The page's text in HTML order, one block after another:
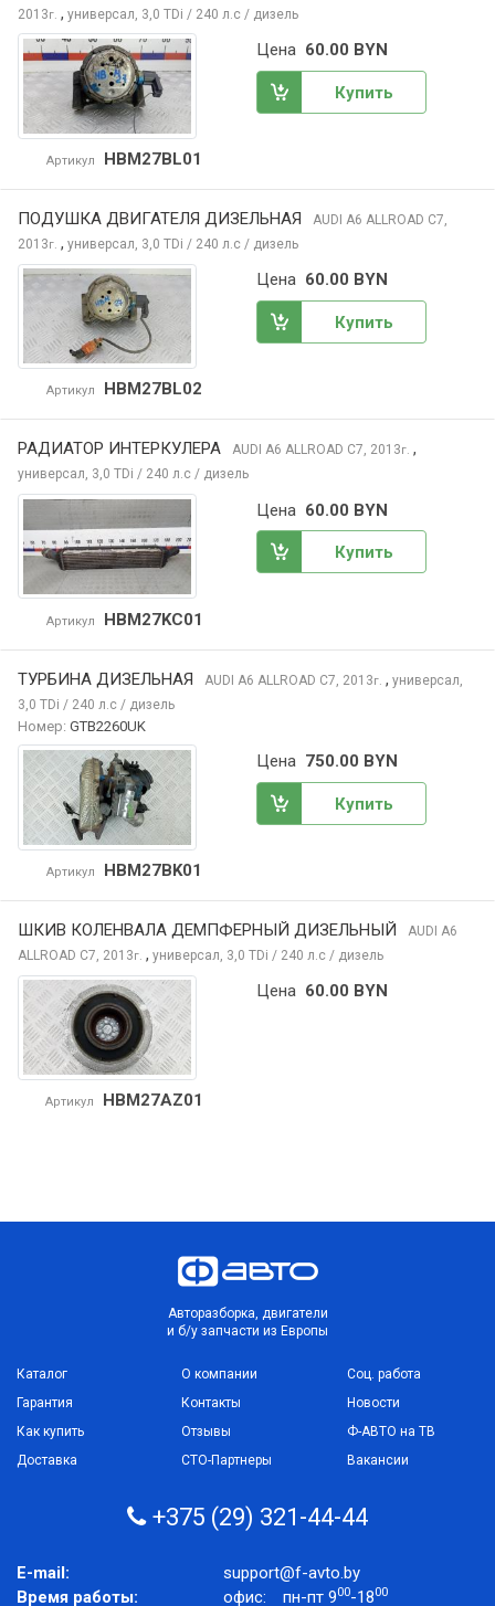
2013г. , универсал, 3,0 TDi / 240 л.с / дизель
Артикул HBM27BL01
Цена 60.00 BYN
Купить
ПОДУШКА ДВИГАТЕЛЯ ДИЗЕЛЬНАЯ AUDI A6 ALLROAD C7,
2013г. , универсал, 3,0 TDi / 240 л.с / дизель
Артикул HBM27BL02
Цена 60.00 BYN
Купить
РАДИАТОР ИНТЕРКУЛЕРА AUDI A6 ALLROAD C7, 2013г. ,
универсал, 3,0 TDi / 240 л.с / дизель
Артикул HBM27KC01
Цена 60.00 BYN
Купить
ТУРБИНА ДИЗЕЛЬНАЯ AUDI A6 ALLROAD C7, 2013г. , универсал,
3,0 TDi / 240 л.с / дизель
Номер: GTB2260UK
Артикул HBM27BK01
Цена 750.00 BYN
Купить
ШКИВ КОЛЕНВАЛА ДЕМПФЕРНЫЙ ДИЗЕЛЬНЫЙ
AUDI A6
ALLROAD C7, 2013г. , универсал, 3,0 TDi / 240 л.с / дизель
Артикул HBM27AZ01
Цена 60.00 BYN
Авторазборка, двигатели
и б/у запчасти из Европы
Каталог
Гарантия
Как купить
Доставка
О компании
Контакты
Отзывы
СТО-Партнеры
Соц. работа
Новости
Ф-АВТО на ТВ
Вакансии
+375 (29) 321-44-44
E-mail:
support@f-avto.by
Время работы:
офис: пн-пт 900-1800